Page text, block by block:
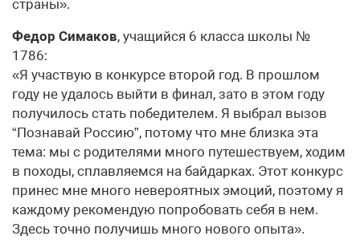
страны».
Федор Симаков, учащийся 6 класса школы №
1786:
«Я участвую в конкурсе второй год. В прошлом
году не удалось выйти в финал, зато в этом году
получилось стать победителем. Я выбрал вызов
“Познавай Россию”, потому что мне близка эта
тема: мы с родителями много путешествуем, ходим
в походы, сплавляемся на байдарках. Этот конкурс
принес мне много невероятных эмоций, поэтому я
каждому рекомендую попробовать себя в нем.
Здесь точно получишь много нового опыта».